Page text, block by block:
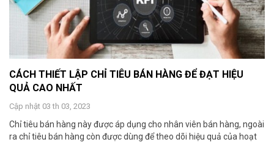
CÁCH THIẾT LẬP CHỈ TIÊU BÁN HÀNG ĐỂ ĐẠT HIỆU
QUẢ CAO NHẤT
Cập nhật 03 th 03, 2023
Chỉ tiêu bán hàng này được áp dụng cho nhân viên bán hàng, ngoài
ra chỉ tiêu bán hàng còn được dùng để theo dõi hiệu quả của hoạt